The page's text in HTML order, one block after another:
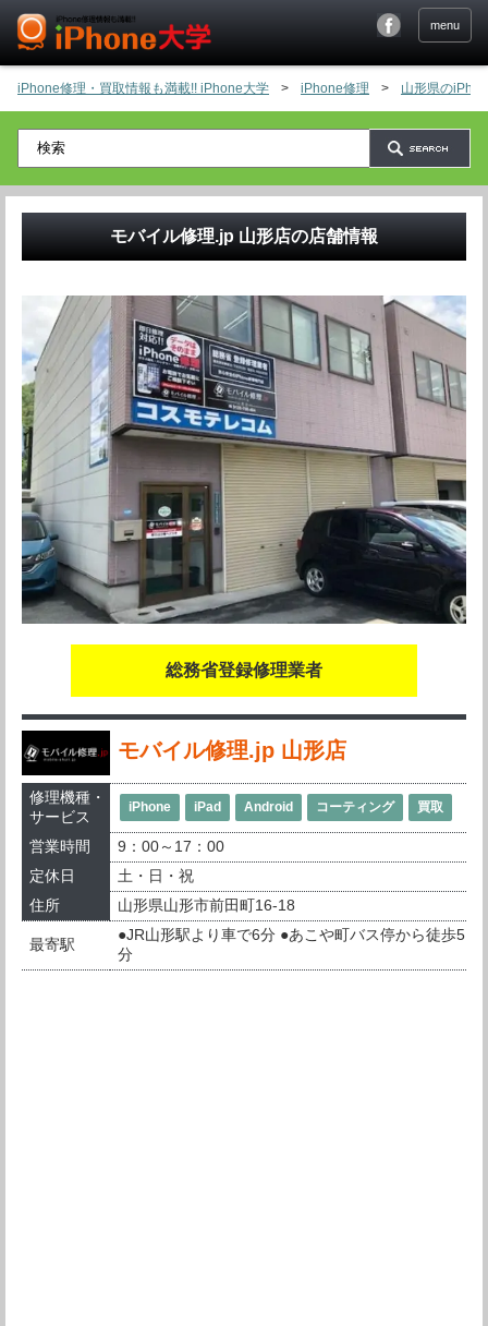
menu
iPhone修理・買取情報も満載!! iPhone大学 > iPhone修理 > 山形県の
モバイル修理.jp 山形店の店舗情報
総務省登録修理業者
モバイル修理.jp 山形店
修理機種・
サービス
iPhone iPad Android コーティング 買取
営業時間
9：00～17：00
定休日
土・日・祝
住所
山形県山形市前田町16-18
最寄駅
●JR山形駅より車で6分 ●あこや町バス停から徒歩5
分